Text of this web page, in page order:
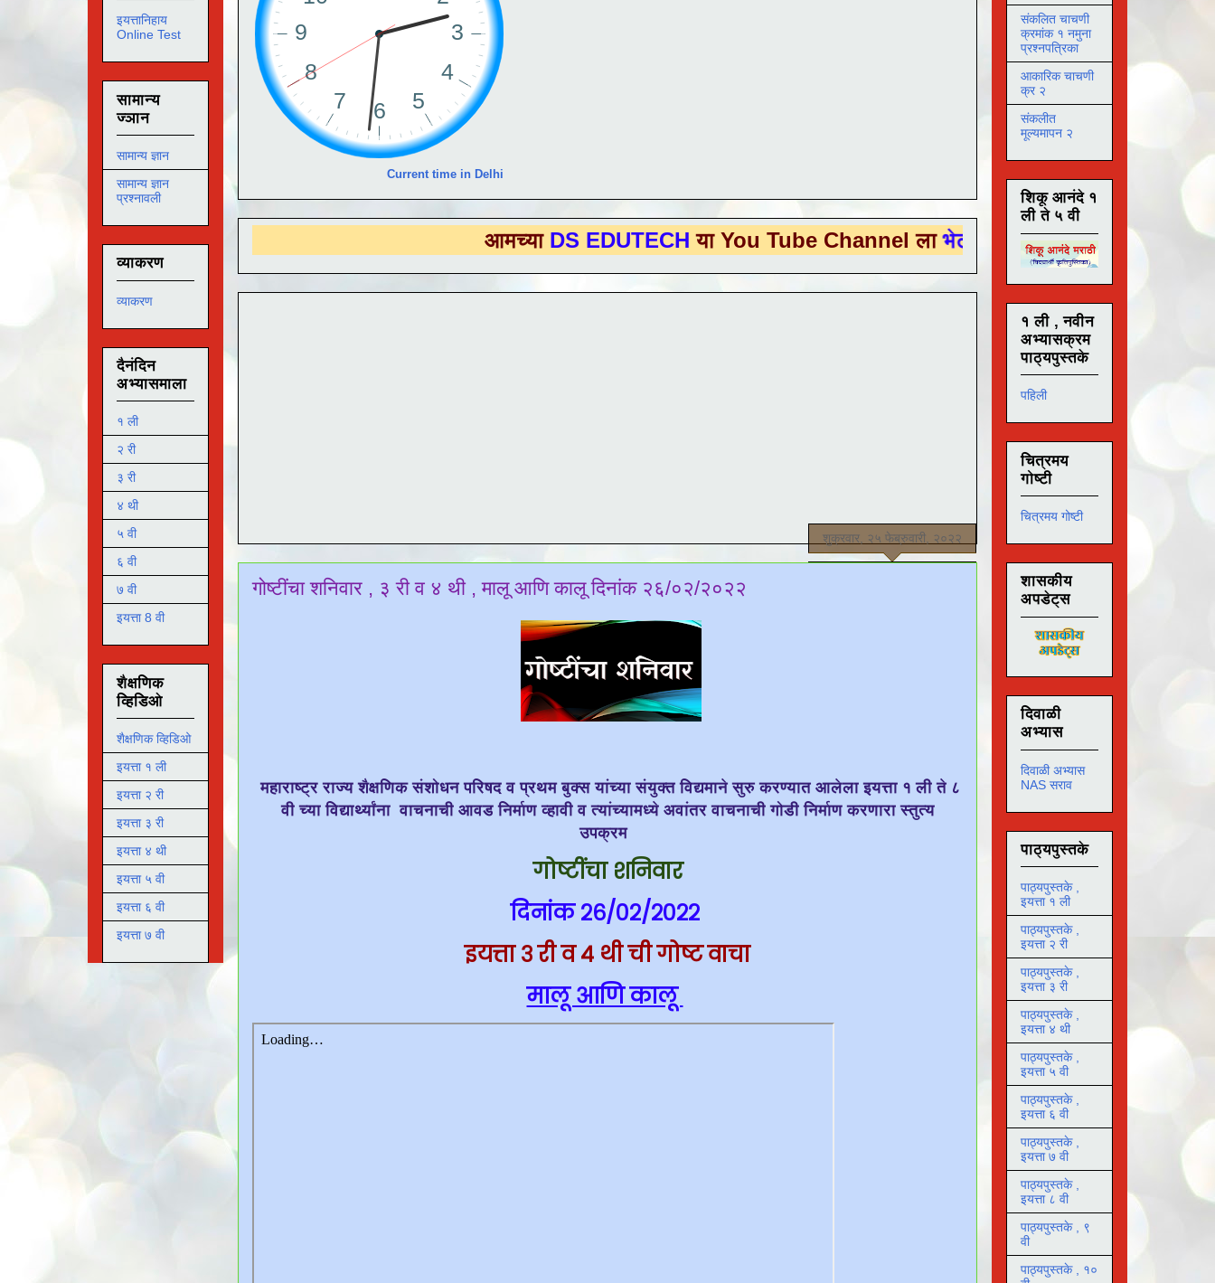
Current time in Delhi
DS EDUTECHया You Tube Channel लाभेट देण्यासाठी येथे क्लिक करा .
शुक्रवार, २५ फेब्रुवारी, २०२२
गोष्टींचा शनिवार , ३ री व ४ थी , मालू आणि कालू दिनांक २६/०२/२०२२
महाराष्ट्र राज्य शैक्षणिक संशोधन परिषद व प्रथम बुक्स यांच्या संयुक्त विद्यमाने सुरु करण्यात आलेला इयत्ता १ ली ते ८
वी च्या विद्यार्थ्यांना वाचनाची आवड निर्माण व्हावी व त्यांच्यामध्ये अवांतर वाचनाची गोडी निर्माण करणारा स्तुत्य
उपक्रम
गोष्टींचा शनिवार
दिनांक २६/०२/२०२२
इयत्ता ३ री व ४ थी ची गोष्ट वाचा
मालू आणि कालू
इयत्तानिहाय
Online Test
सामान्य
ज्ञान
सामान्य ज्ञान
सामान्य ज्ञान
प्रश्नावली
व्याकरण
व्याकरण
दैनंदिन
अभ्यासमाला
१ ली
२ री
३ री
४ थी
५ वी
६ वी
७ वी
इयत्ता 8 वी
शैक्षणिक
व्हिडिओ
शैक्षणिक व्हिडिओ
इयत्ता १ ली
इयत्ता २ री
इयत्ता ३ री
इयत्ता ४ थी
इयत्ता ५ वी
इयत्ता ६ वी
इयत्ता ७ वी
संकलित चाचणी
क्रमांक १ नमुना
प्रश्नपत्रिका
आकारिक चाचणी
क्र २
संकलीत
मूल्यमापन २
शिकू आनंदे १
ली ते ५ वी
१ ली , नवीन
अभ्यासक्रम
पाठ्यपुस्तके
पहिली
चित्रमय
गोष्टी
चित्रमय गोष्टी
शासकीय
अपडेट्स
दिवाळी
अभ्यास
दिवाळी अभ्यास
NAS सराव
पाठ्यपुस्तके
पाठ्यपुस्तके ,
इयत्ता १ ली
पाठ्यपुस्तके ,
इयत्ता २ री
पाठ्यपुस्तके ,
इयत्ता ३ री
पाठ्यपुस्तके ,
इयत्ता ४ थी
पाठ्यपुस्तके ,
इयत्ता ५ वी
पाठ्यपुस्तके ,
इयत्ता ६ वी
पाठ्यपुस्तके ,
इयत्ता ७ वी
पाठ्यपुस्तके ,
इयत्ता ८ वी
पाठ्यपुस्तके , ९
वी
पाठ्यपुस्तके , १०